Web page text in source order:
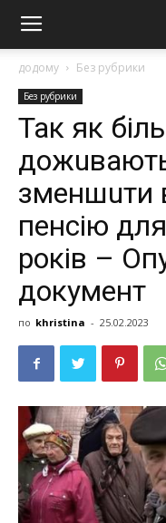
додому Без рубрики
Без рубрики
Так як
зменшuти
пенсію
років –
документ
по khristina - 25.02.2023